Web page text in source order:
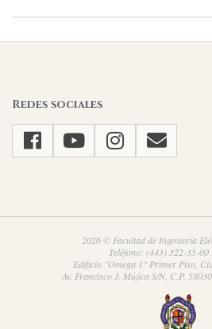
Redes sociales
2026 © Facultad de Ingeniería
Teléfono: (443) 322-35-00
Edificio "Omega 1" Primer Piso,
Av. Francisco J. Mújica S/N, C.P.